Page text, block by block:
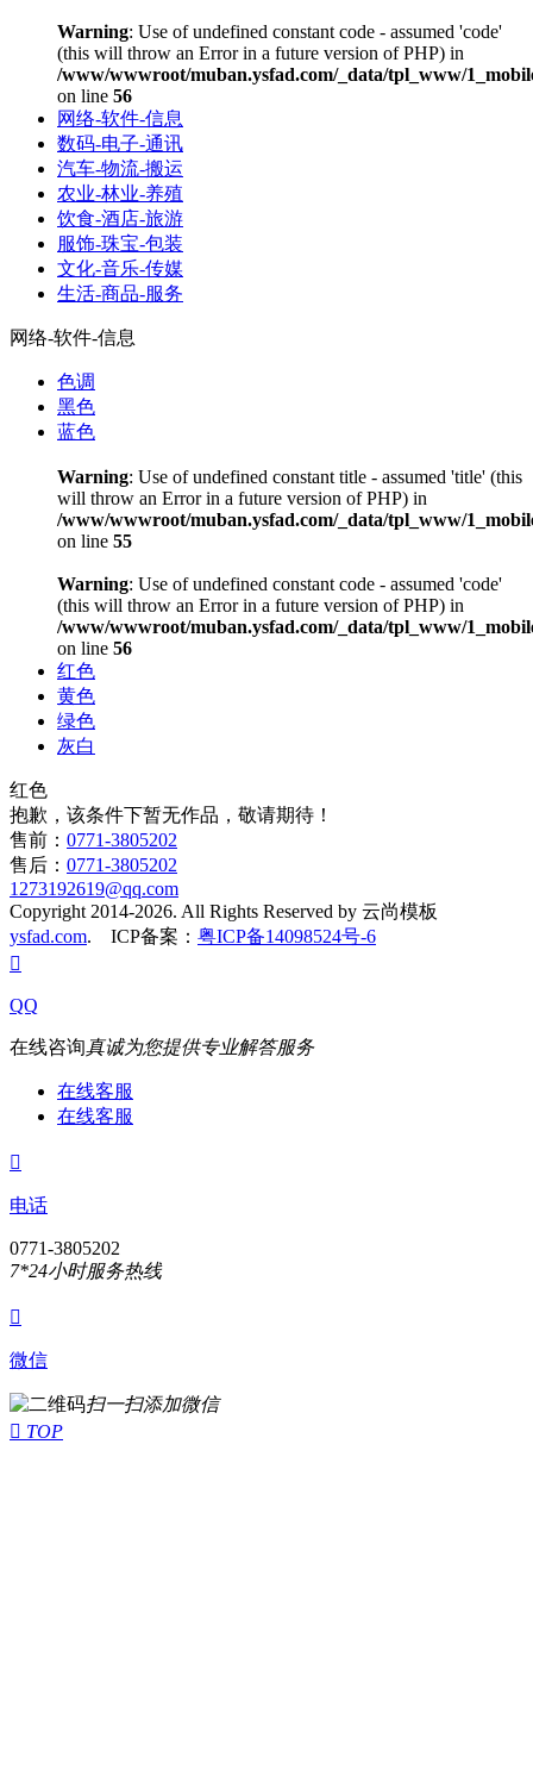
Warning: Use of undefined constant code - assumed 'code'
(this will throw an Error in a future version of PHP) in
/www/wwwroot/muban.ysfad.com/_data/tpl_www/
on line 56
网络-软件-信息
数码-电子-通讯
汽车-物流-搬运
农业-林业-养殖
饮食-酒店-旅游
服饰-珠宝-包装
文化-音乐-传媒
生活-商品-服务
网络-软件-信息
色调
黑色
蓝色
Warning: Use of undefined constant title - assumed 'title' (this
will throw an Error in a future version of PHP) in
/www/wwwroot/muban.ysfad.com/_data/tpl_www/
on line 55
Warning: Use of undefined constant code - assumed 'code'
(this will throw an Error in a future version of PHP) in
/www/wwwroot/muban.ysfad.com/_data/tpl_www/
on line 56
红色
黄色
绿色
灰白
红色
抱歉，该条件下暂无作品，敬请期待！
售前： 0771-3805202
售后： 0771-3805202
1273192619@qq.com
Copyright 2014-2026. All Rights Reserved by 云尚模板
ysfad.com. ICP备案： 粤ICP备14098524号-6

QQ
在线咨询真诚为您提供专业解答服务
在线客服
在线客服

电话
0771-3805202
7*24小时服务热线

微信
扫一扫添加微信
 TOP